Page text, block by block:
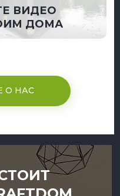
ВИДЕО
ДОМА
О НАС